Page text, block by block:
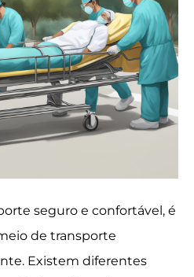
seguro e confortável, é
de transporte
Existem diferentes